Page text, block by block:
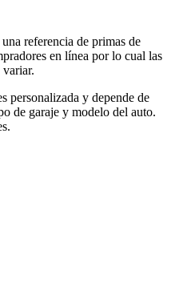
referencia de primas de
en línea por lo cual las
variar.
personalizada y depende de
de garaje y modelo del auto.